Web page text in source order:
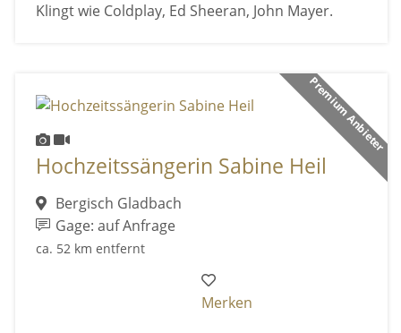
Klingt wie Coldplay, Ed Sheeran, John Mayer.
Premium Anbieter
Hochzeitssängerin Sabine Heil
Bergisch Gladbach
Gage: auf Anfrage
ca. 52 km entfernt
Merken